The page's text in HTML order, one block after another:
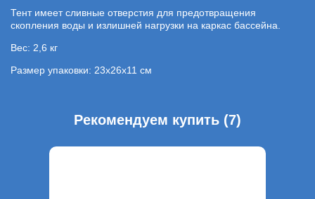
Тент имеет сливные отверстия для предотвращения
скопления воды и излишней нагрузки на каркас бассейна.
Вес: 2,6 кг
Размер упаковки: 23х26х11 см
Рекомендуем купить (7)